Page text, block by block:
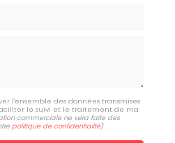
l'ensemble des données transmises
le suivi et le traitement de ma
commerciale ne sera faite des
politique de confidentialité)